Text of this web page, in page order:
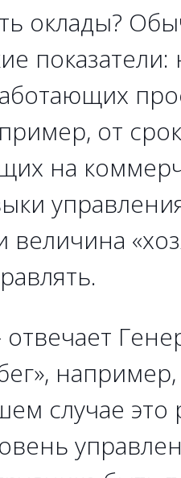
оклады?
показатели:
от
на
величина
случае это